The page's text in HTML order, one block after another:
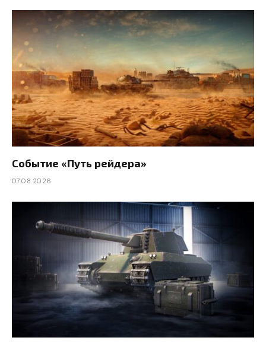
Событие «Путь рейдера»
07.08.2026